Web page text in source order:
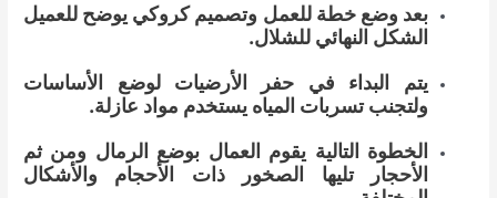
بعد وضع خطة للعمل وتصميم كروكي يوضح للعميل
الشكل النهائي للشلال.
يتم البداء في حفر الأرضيات لوضع الأساسات
ولتجنب تسربات المياه يستخدم مواد عازلة.
الخطوة التالية يقوم العمال بوضع الرمال ومن ثم
الأحجار تليها الصخور ذات الأحجام والأشكال